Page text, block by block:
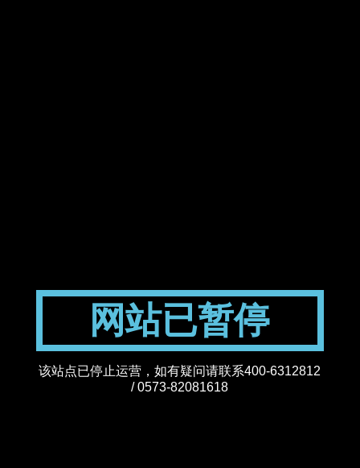
网站已暂停
该站点已停止运营，如有疑问请联系400-6312812
/ 0573-82081618